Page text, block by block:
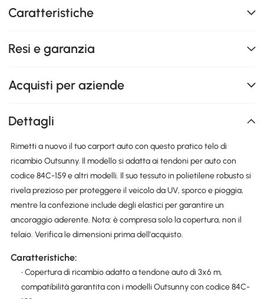
Caratteristiche
Resi e garanzia
Acquisti per aziende
Dettagli
Rimetti a nuovo il tuo carport auto con questo pratico telo di
ricambio Outsunny. Il modello si adatta ai tendoni per auto con
codice 84C-159 e altri modelli. Il suo tessuto in polietilene robusto si
rivela prezioso per proteggere il veicolo da UV, sporco e pioggia,
mentre la confezione include degli elastici per garantire un
ancoraggio aderente. Nota: è compresa solo la copertura, non il
telaio. Verifica le dimensioni prima dell'acquisto.
Caratteristiche:
• Copertura di ricambio adatto a tendone auto di 3x6 m,
compatibilità garantita con i modelli Outsunny con codice 84C-